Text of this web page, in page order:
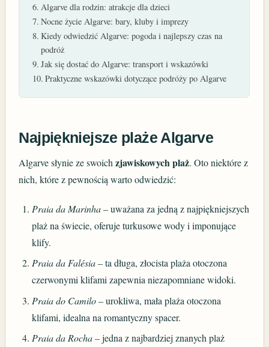
Algarve dla rodzin: atrakcje dla dzieci
Nocne życie Algarve: bary, kluby i imprezy
Kiedy odwiedzić Algarve: pogoda i najlepszy czas na
podróż
Jak się dostać do Algarve: transport i wskazówki
Praktyczne wskazówki dotyczące podróży po Algarve
Najpiękniejsze plaże Algarve
Algarve słynie ze swoichzjawiskowych plaż. Oto niektóre z
nich, które z pewnością warto odwiedzić:
Praia da Marinha– uważana za jedną z najpiękniejszych
plaż na świecie, oferuje turkusowe wody i imponujące
klify.
Praia da Falésia– ta długa, złocista plaża otoczona
czerwonymi klifami zapewnia niezapomniane widoki.
Praia do Camilo– urokliwa, mała plaża otoczona
klifami, idealna na romantyczny spacer.
Praia da Rocha– jedna z najbardziej znanych plaż